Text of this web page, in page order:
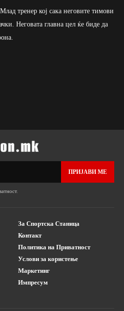
тренер кој сака неговите тимови
Неговата главна цел ќе биде да
ПРИЈАВИ МЕ
.
За Спортска Станица
Контакт
Политика на Приватност
Услови за користење
Маркетинг
Импресум